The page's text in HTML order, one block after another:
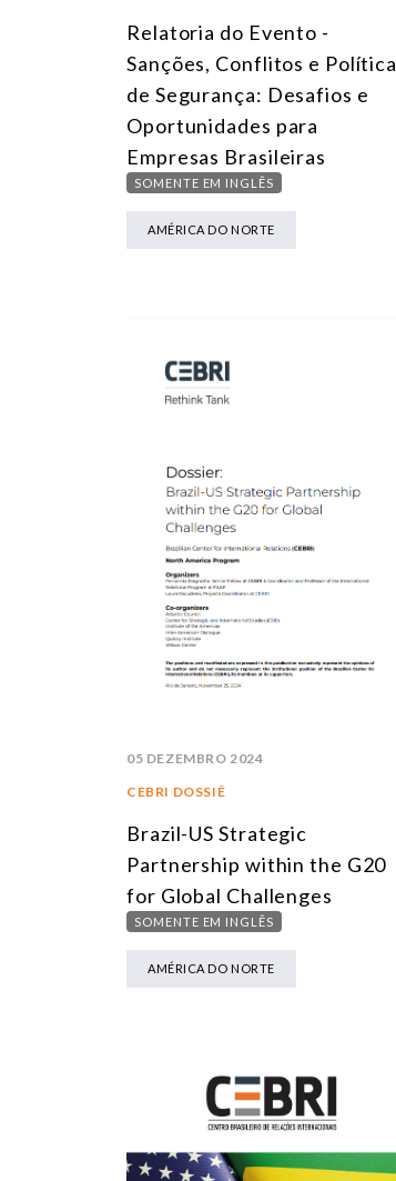
Relatoria do Evento -
Sanções, Conflitos e Política
de Segurança: Desafios e
Oportunidades para
Empresas Brasileiras
SOMENTE EM INGLÊS
AMÉRICA DO NORTE
05 DEZEMBRO 2024
CEBRI DOSSIÊ
Brazil-US Strategic
Partnership within the G20
for Global Challenges
SOMENTE EM INGLÊS
AMÉRICA DO NORTE